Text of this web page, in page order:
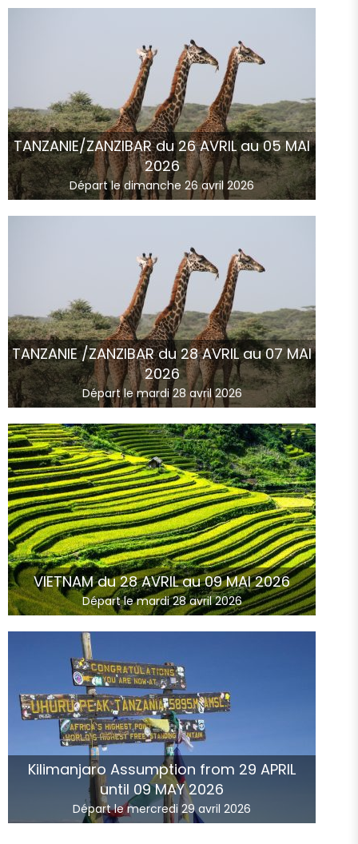
TANZANIE/ZANZIBAR du 26 AVRIL au 05 MAI
2026
Départ le dimanche 26 avril 2026
TANZANIE /ZANZIBAR du 28 AVRIL au 07 MAI
2026
Départ le mardi 28 avril 2026
VIETNAM du 28 AVRIL au 09 MAI 2026
Départ le mardi 28 avril 2026
Kilimanjaro Assumption from 29 APRIL
until 09 MAY 2026
Départ le mercredi 29 avril 2026